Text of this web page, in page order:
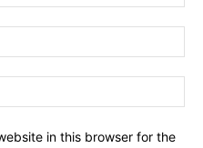
in this browser for the